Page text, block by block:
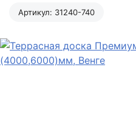
Артикул: 31240-740